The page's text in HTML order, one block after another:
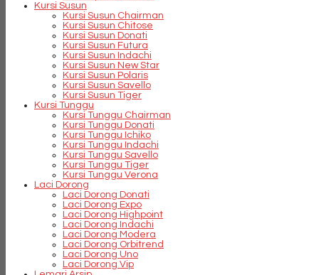
Kursi Susun
Kursi Susun Chairman
Kursi Susun Chitose
Kursi Susun Donati
Kursi Susun Futura
Kursi Susun Indachi
Kursi Susun New Star
Kursi Susun Polaris
Kursi Susun Savello
Kursi Susun Tiger
Kursi Tunggu
Kursi Tunggu Chairman
Kursi Tunggu Donati
Kursi Tunggu Ichiko
Kursi Tunggu Indachi
Kursi Tunggu Savello
Kursi Tunggu Tiger
Kursi Tunggu Verona
Laci Dorong
Laci Dorong Donati
Laci Dorong Expo
Laci Dorong Highpoint
Laci Dorong Indachi
Laci Dorong Modera
Laci Dorong Orbitrend
Laci Dorong Uno
Laci Dorong Vip